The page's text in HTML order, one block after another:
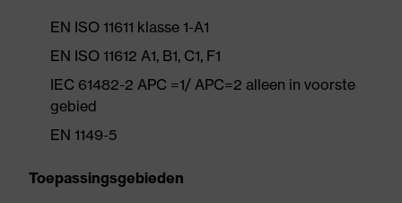
EN ISO 11611 klasse 1-A1
EN ISO 11612 A1, B1, C1, F1
IEC 61482-2 APC =1/ APC=2 alleen in voorste
gebied
EN 1149-5
Toepassingsgebieden